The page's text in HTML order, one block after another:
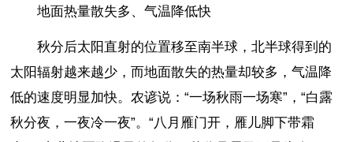
地面热量散失多、气温降低快
秋分后太阳直射的位置移至南半球，北半球得到的
太阳辐射越来越少，而地面散失的热量却较多，气温降
低的速度明显加快。农谚说：“一场秋雨一场寒”，“白露
秋分夜，一夜冷一夜”。“八月雁门开，雁儿脚下带霜